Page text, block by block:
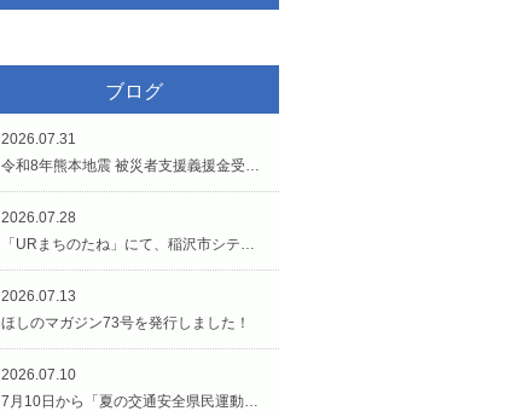
ブログ
2026.07.31
令和8年熊本地震 被災者支援義援金受付のお知らせです。
2026.07.28
「URまちのたね」にて、稲沢市シティプロモーションイベントが開催されています（7/27〜8/2）
2026.07.13
ほしのマガジン73号を発行しました！
2026.07.10
7月10日から「夏の交通安全県民運動（交通安全週間）」がスタートです！